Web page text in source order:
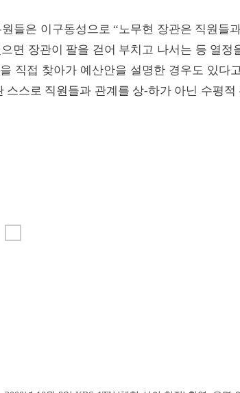
들은 이구동성으로 “노무현 장관은 직원
면 장관이 팔을 걷어 부치고 나서는 등 열
직접 찾아가 예산안을 설명한 경우도 있
스스로 직원들과 관계를 상-하가 아닌 수평